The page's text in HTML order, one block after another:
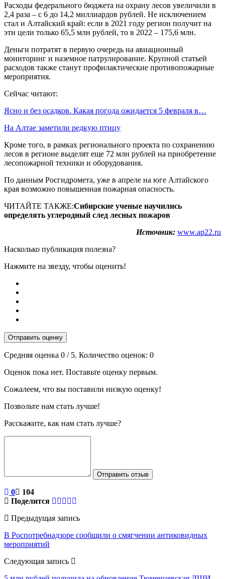
Расходы федерального бюджета на охрану лесов увеличили в
2,4 раза – с 6 до 14,2 миллиардов рублей. Не исключением
стал и Алтайский край: если в 2021 году регион получит на
эти цели только 65,5 млн рублей, то в 2022 – 175,6 млн.
Деньги потратят в первую очередь на авиационный
мониторинг и наземное патрулирование. Крупной статьей
расходов также станут профилактические противопожарные
мероприятия.
Сейчас читают:
Ясно и без осадков. Какая погода ожидается 5 февраля в…
На Алтае заметили редкую птицу
Кроме того, в рамках регионального проекта по сохранению
лесов в регионе выделят еще 72 млн рублей на приобретение
лесопожарной техники и оборудования.
По данным Росгидромета, уже в апреле на юге Алтайского
края возможно повышенная пожарная опасность.
ЧИТАЙТЕ ТАКЖЕ:Сибирские ученые научились
определять углеродный след лесных пожаров
Источник: www.ap22.ru
Насколько публикация полезна?
Нажмите на звезду, чтобы оценить!
Отправить оценку
Средняя оценка 0 / 5. Количество оценок: 0
Оценок пока нет. Поставьте оценку первым.
Сожалеем, что вы поставили низкую оценку!
Позвольте нам стать лучше!
Расскажите, как нам стать лучше?
Отправить отзыв
0
104
Поделится
Предыдущая запись
В Роспотребнадзоре сообщили о смягчении антиковидных
мероприятий
Следующая запись